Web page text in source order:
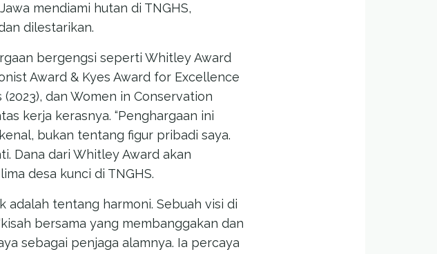
mendiami hutan di TNGHS,
dilestarikan.
bergengsi seperti Whitley Award
Award & Kyes Award for Excellence
dan Women in Conservation
kerja kerasnya. “Penghargaan ini
bukan tentang figur pribadi saya.
Dana dari Whitley Award akan
desa kunci di TNGHS.
adalah tentang harmoni. Sebuah visi di
bersama yang membanggakan dan
sebagai penjaga alamnya. Ia percaya